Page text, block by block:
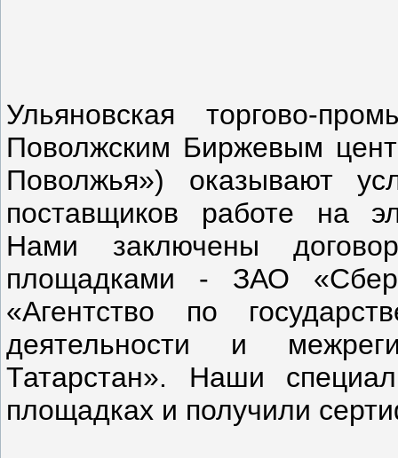
Ульяновская торгово-
Поволжским Биржевым
Поволжья») оказывают
поставщиков работе на
Нами заключены
площадками - ЗАО
«Агентство по
деятельности и
Татарстан». Наши
площадках и получили